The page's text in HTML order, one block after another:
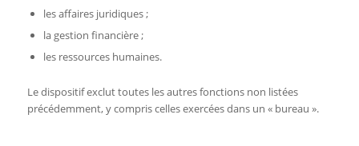
les affaires juridiques ;
la gestion financière ;
les ressources humaines.
Le dispositif exclut toutes les autres fonctions non listées
précédemment, y compris celles exercées dans un « bureau ».